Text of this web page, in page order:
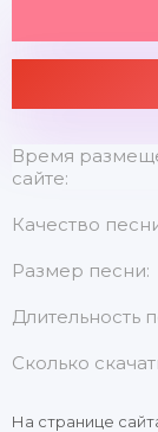
Время
сайте:
Качество
Размер песни:
Длительность
Сколько
На странице